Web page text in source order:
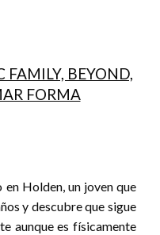
FAMILY, BEYOND,
FORMA
Holden, un joven que
y descubre que sigue
aunque es físicamente